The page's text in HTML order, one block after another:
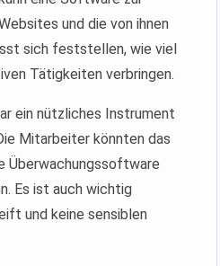
und die von ihnen
sich feststellen, wie viel
Tätigkeiten verbringen.
ein nützliches Instrument
Mitarbeiter könnten das
Überwachungssoftware
Es ist auch wichtig
und keine sensiblen